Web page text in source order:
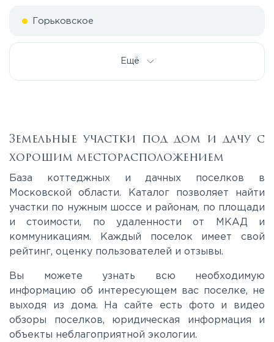
Горьковское
Киевское
Минское
Ещё
Земельные участки под дом и дачу с
хорошим месторасположением
База коттеджных и дачных поселков в
Московской области. Каталог позволяет найти
участки по нужным шоссе и районам, по площади
и стоимости, по удаленности от МКАД и
коммуникациям. Каждый поселок имеет свой
рейтинг, оценку пользователей и отзывы.
Вы можете узнать всю необходимую
информацию об интересующем вас поселке, не
выходя из дома. На сайте есть фото и видео
обзоры поселков, юридическая информация и
объекты неблагоприятной экологии.